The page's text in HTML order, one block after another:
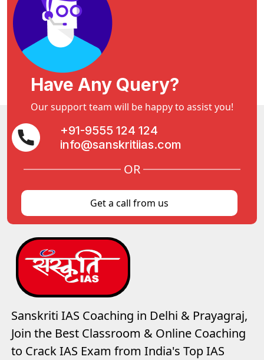
Have Any Query?
Our support team will be happy to assist you!
+91-9555 124 124
info@sanskritiias.com
OR
Get a call from us
Sanskriti IAS Coaching in Delhi & Prayagraj,
Join the Best Classroom & Online Coaching
to Crack IAS Exam from India's Top IAS